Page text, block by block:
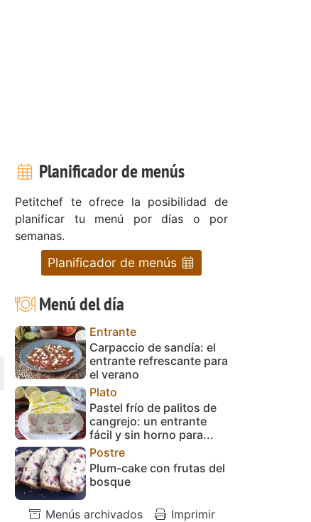
Planificador de menús
Petitchef te ofrece la posibilidad de
planificar tu menú por días o por
semanas.
Planificador de menús
Menú del día
Entrante
Carpaccio de sandía: el
entrante refrescante para
el verano
Plato
Pastel frío de palitos de
cangrejo: un entrante
fácil y sin horno para...
Postre
Plum-cake con frutas del
bosque
Menús archivados Imprimir